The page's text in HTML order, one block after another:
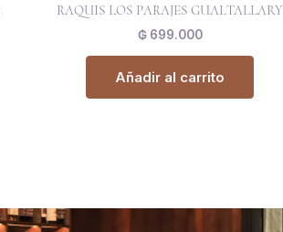
RAQUIS LOS PARAJES GUALTALLARY
₲699.000
Añadir al carrito